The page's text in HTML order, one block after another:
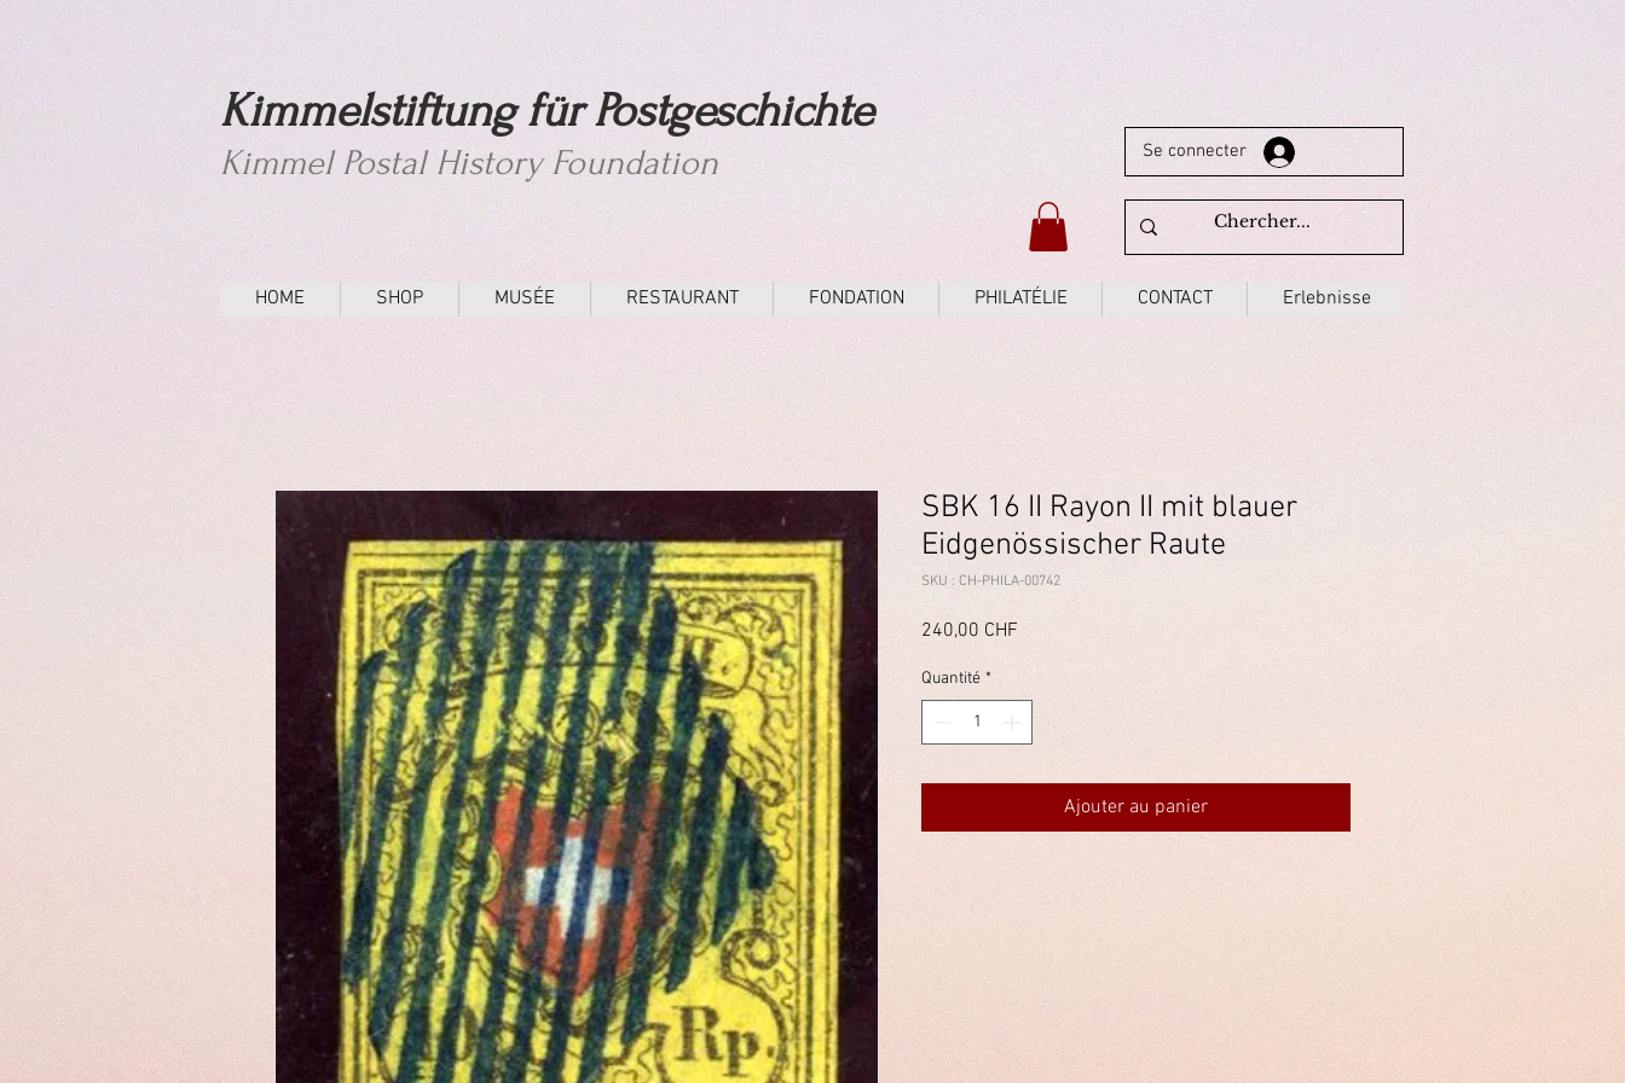
Kimmelstiftung für Postgeschichte
Kimmel Postal History Foundation Se connecter
HOME SHOP MUSÉE RESTAURANT FONDATION PHILATÉLIE CONTACT Erlebnisse
SBK 16 II Rayon II mit blauer
Eidgenössischer Raute
SKU : CH-PHILA-00742
240,00 CHF
Quantité *
Ajouter au panier